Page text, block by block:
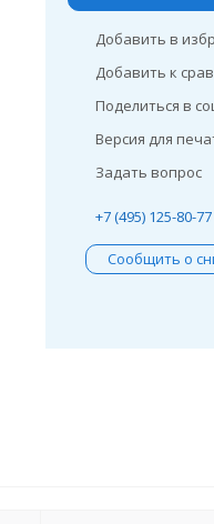
Добавить в
Добавить к
Поделиться в
Версия для
Задать вопрос
+7 (495) 125-80-77
Сообщить о